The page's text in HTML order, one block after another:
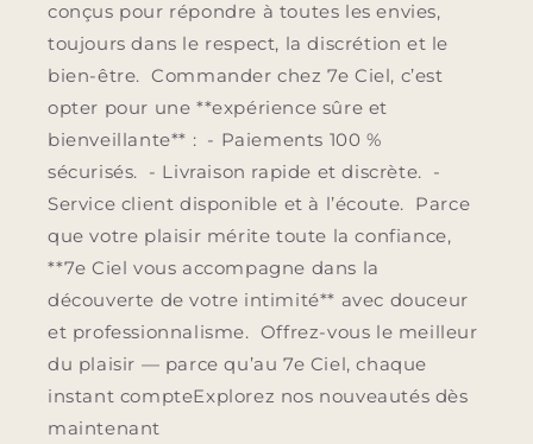
conçus pour répondre à toutes les envies,
toujours dans le respect, la discrétion et le
bien-être. Commander chez 7e Ciel, c’est
opter pour une **expérience sûre et
bienveillante** : - Paiements 100 %
sécurisés. - Livraison rapide et discrète. -
Service client disponible et à l’écoute. Parce
que votre plaisir mérite toute la confiance,
**7e Ciel vous accompagne dans la
découverte de votre intimité** avec douceur
et professionnalisme. Offrez-vous le meilleur
du plaisir — parce qu’au 7e Ciel, chaque
instant compteExplorez nos nouveautés dès
maintenant